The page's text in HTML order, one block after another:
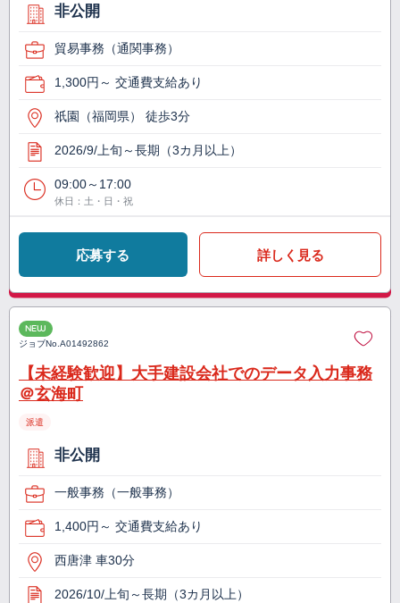
非公開
貿易事務（通関事務）
1,300円～ 交通費支給あり
祇園（福岡県） 徒歩3分
2026/9/上旬～長期（3カ月以上）
09:00～17:00
休日：土・日・祝
応募する 詳しく見る
NEW
ジョブNo.A01492862
【未経験歓迎】大手建設会社でのデータ入力事務
＠玄海町
派遣
非公開
一般事務（一般事務）
1,400円～ 交通費支給あり
西唐津 車30分
2026/10/上旬～長期（3カ月以上）